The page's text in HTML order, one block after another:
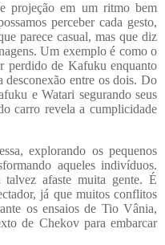
projeção em um ritmo bem
perceber cada gesto,
parece casual, mas que diz
Um exemplo é como o
perdido de Kafuku enquanto
desconexão entre os dois. Do
e Watari segurando seus
carro revela a cumplicidade
explorando os pequenos
aqueles indivíduos.
talvez afaste muita gente. É
já que muitos conflitos
os ensaios de Tio Vânia,
de Chekov para embarcar